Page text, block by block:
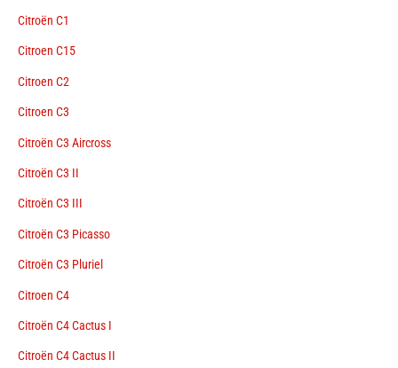
Citroën C1
Citroen C15
Citroen C2
Citroen C3
Citroën C3 Aircross
Citroën C3 II
Citroën C3 III
Citroën C3 Picasso
Citroën C3 Pluriel
Citroen C4
Citroën C4 Cactus I
Citroën C4 Cactus II